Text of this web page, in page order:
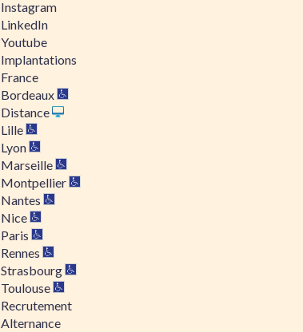
Instagram
LinkedIn
Youtube
Implantations
France
Bordeaux
Distance
Lille
Lyon
Marseille
Montpellier
Nantes
Nice
Paris
Rennes
Strasbourg
Toulouse
Recrutement
Alternance